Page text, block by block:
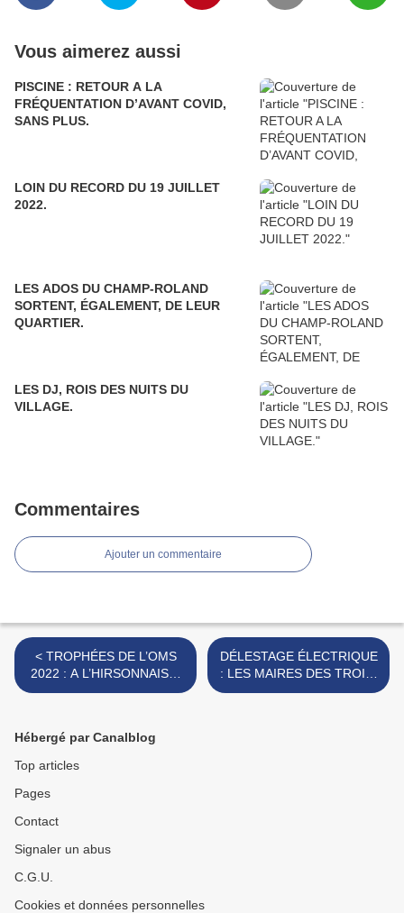
Vous aimerez aussi
PISCINE : RETOUR A LA
FRÉQUENTATION D’AVANT COVID,
SANS PLUS.
LOIN DU RECORD DU 19 JUILLET
2022.
LES ADOS DU CHAMP-ROLAND
SORTENT, ÉGALEMENT, DE LEUR
QUARTIER.
LES DJ, ROIS DES NUITS DU
VILLAGE.
Commentaires
Ajouter un commentaire
< TROPHÉES DE L’OMS
2022 : A L’HIRSONNAISE,
OLIVIA NICOLAS, MARYNE
DÉLESTAGE ÉLECTRIQUE
: LES MAIRES DES TROIS-
RIVIÈRES PARTIE-
Hébergé par Canalblog
Top articles
Pages
Contact
Signaler un abus
C.G.U.
Cookies et données personnelles